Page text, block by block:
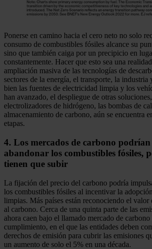
Ponerse en camino hacia el cero neto no solo
consumo de combustibles fósiles alcance su
sino que también caiga por un precipicio en
constantemente. Hacer que esto sea una
ampliación masiva de las tecnologías de
sectores de la energía, el transporte, la
bien las fuentes de electricidad limpia y los
han avanzado, el despliegue de otras
electrolizadores de hidrógeno, las bombas de
almacenamiento de carbono, aún se encuentra
etapas.
4. Los mercados de carbono podrían
abandonar los combustibles fósiles,
tienen que subir
La fijación del precio del carbono podría
los combustibles fósiles al incentivar la
limpias. Más países están reconociendo el valor
al carbono. Cerca de una quinta parte de las
ahora caen bajo el llamado mercado de carbono
cumplimiento, en el que las entidades deben
derechos de emisión para cubrir las emisiones
un aumento de solo el 5% en una década.